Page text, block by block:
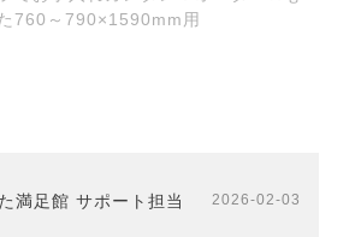
760～790×1590mm用
満足館 サポート担当 2026-02-03